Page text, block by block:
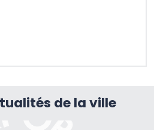
de la ville